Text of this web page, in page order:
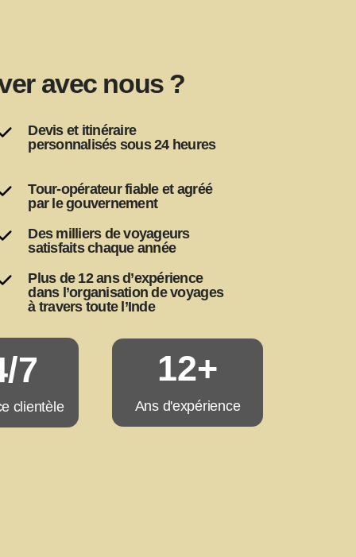
avec nous ?
Devis et itinéraire
personnalisés sous 24 heures
Tour-opérateur fiable et agréé
par le gouvernement
Des milliers de voyageurs
satisfaits chaque année
Plus de 12 ans d’expérience
dans l’organisation de voyages
à travers toute l’Inde
7
clientèle
12+
Ans d'expérience